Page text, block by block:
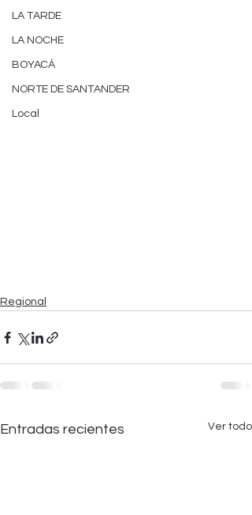
LA TARDE
LA NOCHE
BOYACÁ
NORTE DE SANTANDER
Local
Regional
Entradas recientes Ver todo